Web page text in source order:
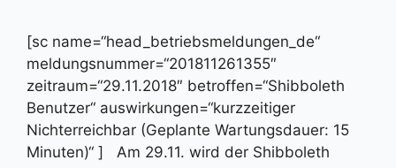
[sc name=“head_betriebsmeldungen_de“
meldungsnummer=“201811261355″
zeitraum=“29.11.2018″ betroffen=“Shibboleth
Benutzer“ auswirkungen=“kurzzeitiger
Nichterreichbar (Geplante Wartungsdauer: 15
Minuten)“ ] Am 29.11. wird der Shibboleth